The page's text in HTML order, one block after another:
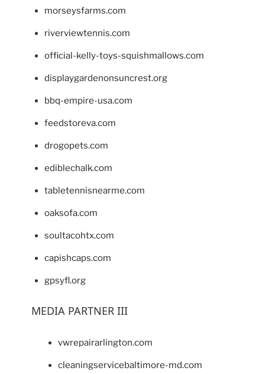
morseysfarms.com
riverviewtennis.com
official-kelly-toys-squishmallows.com
displaygardenonsuncrest.org
bbq-empire-usa.com
feedstoreva.com
drogopets.com
ediblechalk.com
tabletennisnearme.com
oaksofa.com
soultacohtx.com
capishcaps.com
gpsyfl.org
MEDIA PARTNER III
vwrepairarlington.com
cleaningservicebaltimore-md.com